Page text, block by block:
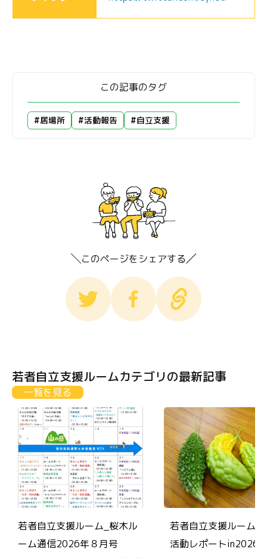
この記事のタグ
#居場所 #活動報告 #自立支援
このページをシェアする
若者自立支援ルームカテゴリの最新記事
一覧を見る
若者自立支援ルーム_桜木ル
ーム通信2026年８月号
若者自立支援ルーム
活動レポートin2026.7